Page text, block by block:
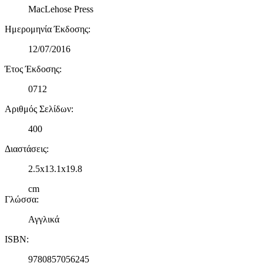
MacLehose Press
Ημερομηνία Έκδοσης:
12/07/2016
Έτος Έκδοσης:
0712
Αριθμός Σελίδων:
400
Διαστάσεις:
2.5x13.1x19.8
cm
Γλώσσα:
Αγγλικά
ISBN:
9780857056245